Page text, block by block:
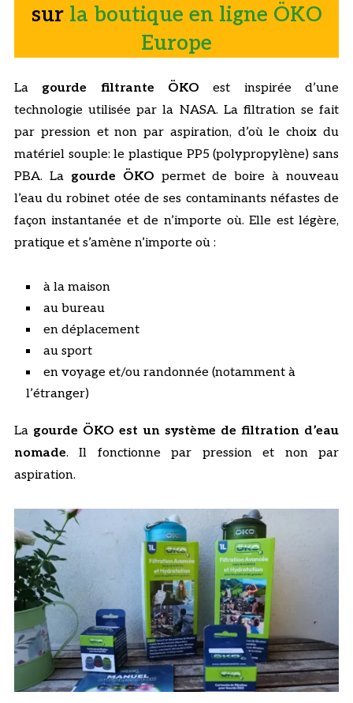
sur la boutique en ligne ÖKO
Europe
La gourde filtrante ÖKO est inspirée d’une
technologie utilisée par la NASA. La filtration se fait
par pression et non par aspiration, d’où le choix du
matériel souple: le plastique PP5 (polypropylène) sans
PBA. La gourde ÖKO permet de boire à nouveau
l’eau du robinet otée de ses contaminants néfastes de
façon instantanée et de n’importe où. Elle est légère,
pratique et s’amène n’importe où :
à la maison
au bureau
en déplacement
au sport
en voyage et/ou randonnée (notamment à
l’étranger)
La gourde ÖKO est un système de filtration d’eau
nomade. Il fonctionne par pression et non par
aspiration.